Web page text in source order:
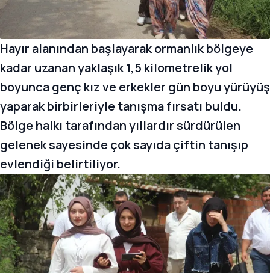
Hayır alanından başlayarak ormanlık bölgeye
kadar uzanan yaklaşık 1,5 kilometrelik yol
boyunca genç kız ve erkekler gün boyu yürüyüş
yaparak birbirleriyle tanışma fırsatı buldu.
Bölge halkı tarafından yıllardır sürdürülen
gelenek sayesinde çok sayıda çiftin tanışıp
evlendiği belirtiliyor.